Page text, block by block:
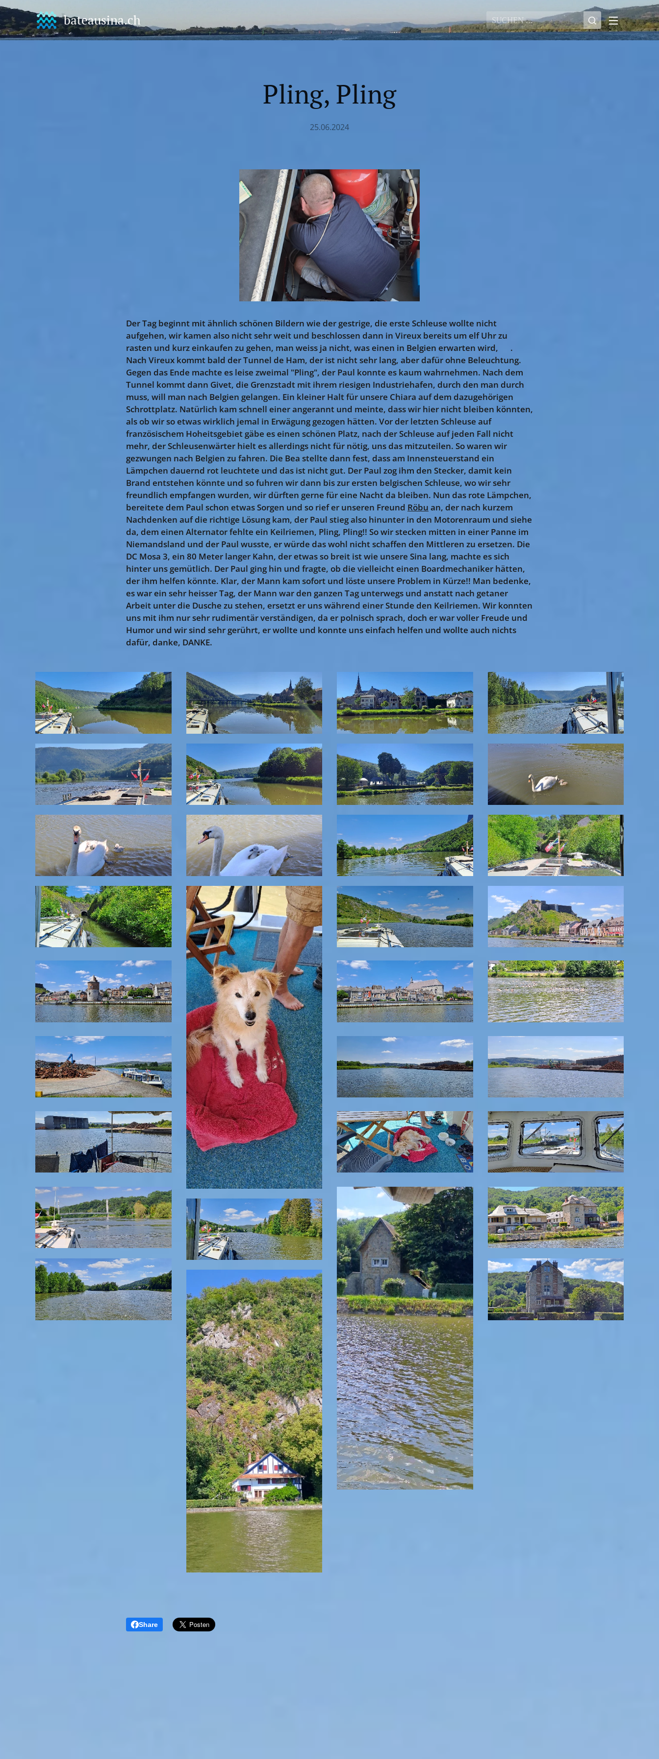
bateausina.ch
Pling, Pling
25.06.2024
Der Tag beginnt mit ähnlich schönen Bildern wie der gestrige, die erste Schleuse wollte nicht
aufgehen, wir kamen also nicht sehr weit und beschlossen dann in Vireux bereits um elf Uhr zu
rasten und kurz einkaufen zu gehen, man weiss ja nicht, was einen in Belgien erwarten wird, 😉.
Nach Vireux kommt bald der Tunnel de Ham, der ist nicht sehr lang, aber dafür ohne Beleuchtung.
Gegen das Ende machte es leise zweimal "Pling", der Paul konnte es kaum wahrnehmen. Nach dem
Tunnel kommt dann Givet, die Grenzstadt mit ihrem riesigen Industriehafen, durch den man durch
muss, will man nach Belgien gelangen. Ein kleiner Halt für unsere Chiara auf dem dazugehörigen
Schrottplatz. Natürlich kam schnell einer angerannt und meinte, dass wir hier nicht bleiben könnten,
als ob wir so etwas wirklich jemal in Erwägung gezogen hätten. Vor der letzten Schleuse auf
französischem Hoheitsgebiet gäbe es einen schönen Platz, nach der Schleuse auf jeden Fall nicht
mehr, der Schleusenwärter hielt es allerdings nicht für nötig, uns das mitzuteilen. So waren wir
gezwungen nach Belgien zu fahren. Die Bea stellte dann fest, dass am Innensteuerstand ein
Lämpchen dauernd rot leuchtete und das ist nicht gut. Der Paul zog ihm den Stecker, damit kein
Brand entstehen könnte und so fuhren wir dann bis zur ersten belgischen Schleuse, wo wir sehr
freundlich empfangen wurden, wir dürften gerne für eine Nacht da bleiben. Nun das rote Lämpchen,
bereitete dem Paul schon etwas Sorgen und so rief er unseren Freund Röbu an, der nach kurzem
Nachdenken auf die richtige Lösung kam, der Paul stieg also hinunter in den Motorenraum und siehe
da, dem einen Alternator fehlte ein Keilriemen, Pling, Pling!! So wir stecken mitten in einer Panne im
Niemandsland und der Paul wusste, er würde das wohl nicht schaffen den Mittleren zu ersetzen. Die
DC Mosa 3, ein 80 Meter langer Kahn, der etwas so breit ist wie unsere Sina lang, machte es sich
hinter uns gemütlich. Der Paul ging hin und fragte, ob die vielleicht einen Boardmechaniker hätten,
der ihm helfen könnte. Klar, der Mann kam sofort und löste unsere Problem in Kürze!! Man bedenke,
es war ein sehr heisser Tag, der Mann war den ganzen Tag unterwegs und anstatt nach getaner
Arbeit unter die Dusche zu stehen, ersetzt er uns während einer Stunde den Keilriemen. Wir konnten
uns mit ihm nur sehr rudimentär verständigen, da er polnisch sprach, doch er war voller Freude und
Humor und wir sind sehr gerührt, er wollte und konnte uns einfach helfen und wollte auch nichts
dafür, danke, DANKE.
Share